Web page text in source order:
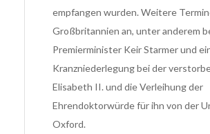
empfangen wurden. Weitere
Großbritannien an, unter anderem
Premierminister Keir Starmer und
Kranzniederlegung bei der
Elisabeth II. und die Verleihung der
Ehrendoktorwürde für ihn von der
Oxford.